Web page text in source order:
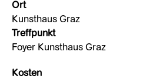
Ort
Kunsthaus Graz
Treffpunkt
Foyer Kunsthaus Graz
Kosten